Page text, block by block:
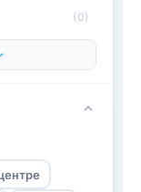
(0)